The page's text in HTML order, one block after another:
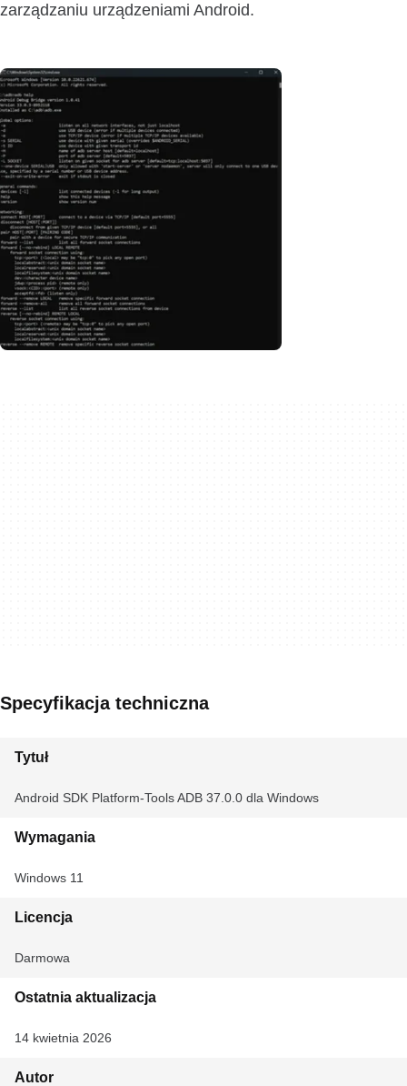
zarządzaniu urządzeniami Android.
Specyfikacja techniczna
Tytuł
Android SDK Platform-Tools ADB 37.0.0 dla Windows
Wymagania
Windows 11
Licencja
Darmowa
Ostatnia aktualizacja
14 kwietnia 2026
Autor